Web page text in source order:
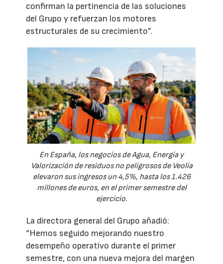
confirman la pertinencia de las soluciones
del Grupo y refuerzan los motores
estructurales de su crecimiento”.
En España, los negocios de Agua, Energía y
Valorización de residuos no peligrosos de Veolia
elevaron sus ingresos un 4,5%, hasta los 1.426
millones de euros, en el primer semestre del
ejercicio.
La directora general del Grupo añadió:
“Hemos seguido mejorando nuestro
desempeño operativo durante el primer
semestre, con una nueva mejora del margen